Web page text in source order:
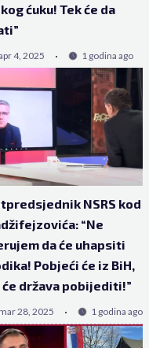
ćuku! Tek će da
4, 2025 1 godina ago
NSRS kod
“Ne
da će uhapsiti
Pobjeći će iz BiH,
će država pobijediti!”
mar 28, 2025 1 godina ago